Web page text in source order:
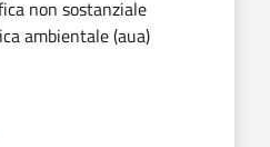
non sostanziale
ambientale (aua)